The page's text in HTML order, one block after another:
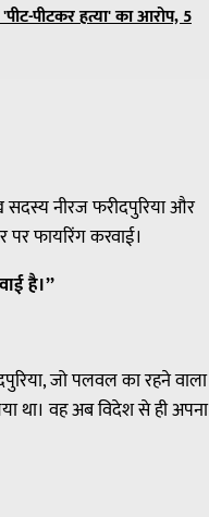
पीटकर हत्या' का आरोप, 5
सदस्य नीरज फरीदपुरिया और
पर फायरिंग करवाई।
है।”
जो पलवल का रहने वाला
था। वह अब विदेश से ही अपना